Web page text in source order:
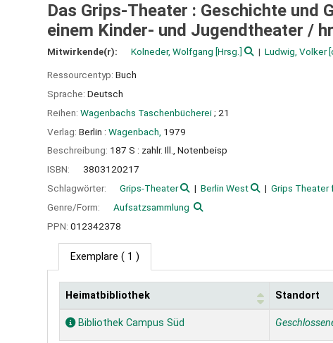
Das Grips-Theater : Geschichte und
einem Kinder- und Jugendtheater /
Mitwirkende(r): Kolneder, Wolfgang [Hrsg.] Ludwig, Volker
Ressourcentyp: Buch
Sprache: Deutsch
Reihen: Wagenbachs Taschenbücherei; 21
Verlag: Berlin : Wagenbach, 1979
Beschreibung: 187 S : zahlr. Ill., Notenbeisp
ISBN:
3803120217
Schlagwörter:
Grips-Theater Berlin West Grips Theater
Genre/Form:
Aufsatzsammlung
PPN: 012342378
Exemplare ( 1 )
Exemplare
Heimatbibliothek Standort
Bibliothek Campus Süd